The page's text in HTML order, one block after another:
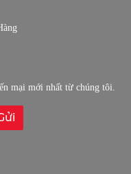
mại mới nhất từ chúng tôi.